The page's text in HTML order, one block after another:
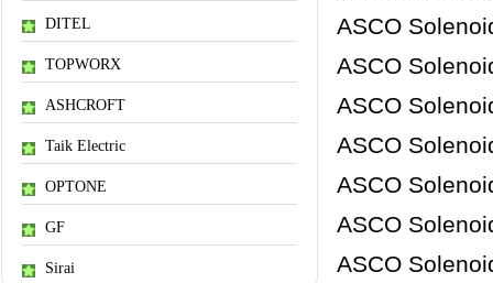
DITEL
TOPWORX
ASHCROFT
Taik Electric
OPTONE
GF
Sirai
ASCO
ASCO
ASCO
ASCO
ASCO
ASCO
ASCO